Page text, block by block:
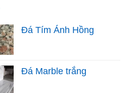
Đá Tím Ánh Hồng
Đá Marble trắng